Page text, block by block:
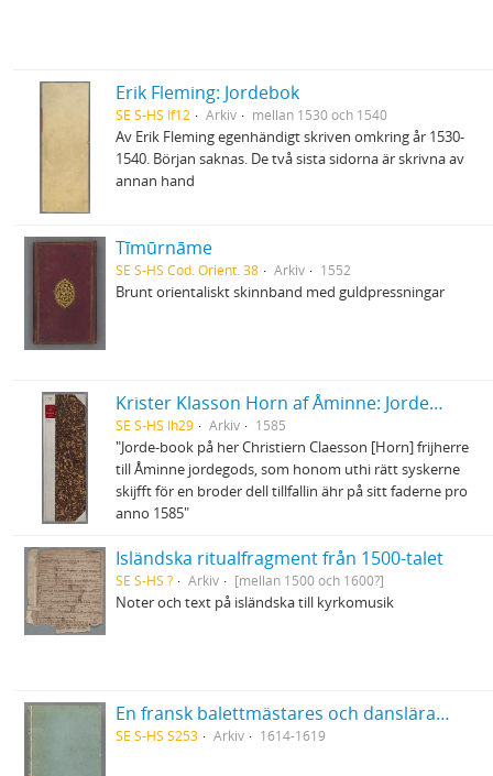
Erik Fleming: Jordebok
SE S-HS If12 Arkiv mellan 1530 och 1540
Av Erik Fleming egenhändigt skriven omkring år 1530-
1540. Början saknas. De två sista sidorna är skrivna av
annan hand
Tīmūrnāme
SE S-HS Cod. Orient. 38 Arkiv 1552
Brunt orientaliskt skinnband med guldpressningar
Krister Klasson Horn af Åminne: Jordebok
SE S-HS Ih29 Arkiv 1585
"Jorde-book på her Christiern Claesson [Horn] frijherre
till Åminne jordegods, som honom uthi rätt syskerne
skijfft för en broder dell tillfallin ähr på sitt faderne pro
anno 1585"
Isländska ritualfragment från 1500-talet
SE S-HS ? Arkiv [mellan 1500 och 1600?]
Noter och text på isländska till kyrkomusik
En fransk balettmästares och danslärares i Bruxelles 1614-19 anteckningsbok
SE S-HS S253 Arkiv 1614-1619